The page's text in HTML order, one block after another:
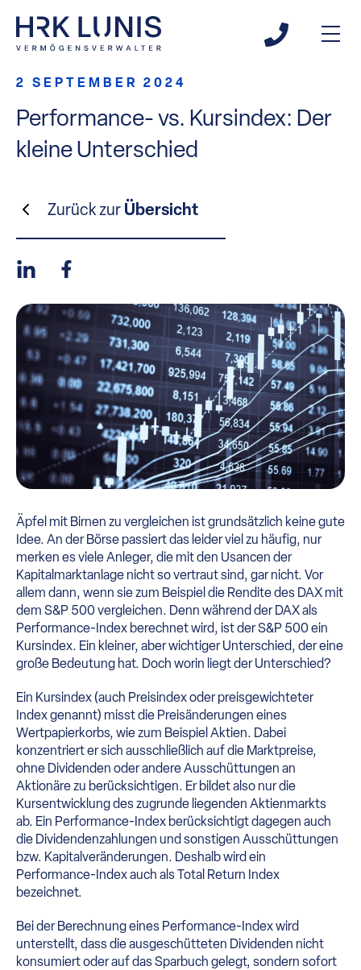
2 SEPTEMBER 2024
Performance- vs. Kursindex: Der
kleine Unterschied
Äpfel mit Birnen zu vergleichen ist grundsätzlich keine gute
Idee. An der Börse passiert das leider viel zu häufig, nur
merken es viele Anleger, die mit den Usancen der
Kapitalmarktanlage nicht so vertraut sind, gar nicht. Vor
allem dann, wenn sie zum Beispiel die Rendite des DAX mit
dem S&P 500 vergleichen. Denn während der DAX als
Performance-Index berechnet wird, ist der S&P 500 ein
Kursindex. Ein kleiner, aber wichtiger Unterschied, der eine
große Bedeutung hat. Doch worin liegt der Unterschied?
Ein Kursindex (auch Preisindex oder preisgewichteter
Index genannt) misst die Preisänderungen eines
Wertpapierkorbs, wie zum Beispiel Aktien. Dabei
konzentriert er sich ausschließlich auf die Marktpreise,
ohne Dividenden oder andere Ausschüttungen an
Aktionäre zu berücksichtigen. Er bildet also nur die
Kursentwicklung des zugrunde liegenden Aktienmarkts
ab. Ein Performance-Index berücksichtigt dagegen auch
die Dividendenzahlungen und sonstigen Ausschüttungen
bzw. Kapitalveränderungen. Deshalb wird ein
Performance-Index auch als Total Return Index
bezeichnet.
Bei der Berechnung eines Performance-Index wird
unterstellt, dass die ausgeschütteten Dividenden nicht
konsumiert oder auf das Sparbuch gelegt, sondern sofort
Zurück zur Übersicht